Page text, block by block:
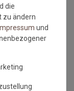
Versandkostenfrei*
Manaus
ges. MwSt.
die
zu ändern
und